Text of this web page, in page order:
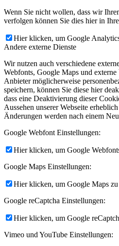
Wenn Sie nicht wollen, dass wir
verfolgen können Sie dies hier in
Hier klicken, um Google
Andere externe Dienste
Wir nutzen auch verschiedene
Webfonts, Google Maps und
Anbieter möglicherweise
speichern, können Sie diese hier
dass eine Deaktivierung dieser
Aussehen unserer Webseite
Änderungen werden nach einem
Google Webfont Einstellungen:
Hier klicken, um Google
Google Maps Einstellungen:
Hier klicken, um Google Maps
Google reCaptcha Einstellungen:
Hier klicken, um Google
Vimeo und YouTube Einstellungen: